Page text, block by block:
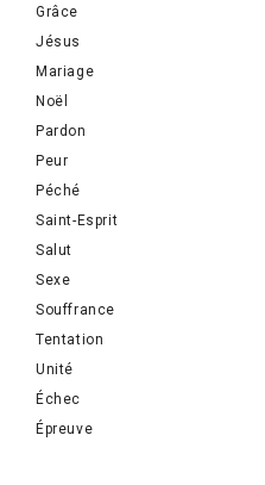
Grâce
Jésus
Mariage
Noël
Pardon
Peur
Péché
Saint-Esprit
Salut
Sexe
Souffrance
Tentation
Unité
Échec
Épreuve